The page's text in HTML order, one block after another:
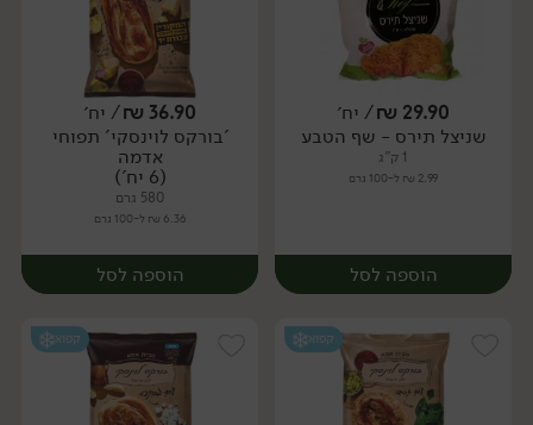
יח׳ יח׳
29.90
₪/ יח׳
שניצל תירס - שף הטבע
1 ק"ג
2.99 ₪ ל-100 גרם
הוספה לסל
36.90
₪/ יח׳
'בורקס לוינסקי' תפוחי
אדמה
(6 יח')
580 גרם
6.36 ₪ ל-100 גרם
הוספה לסל
קפוא קפוא